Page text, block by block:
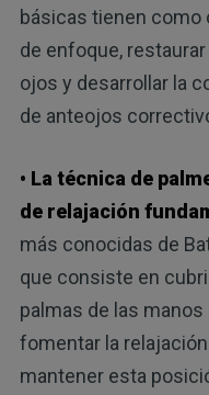
básicas tienen como
de enfoque,
ojos y desarrollar la
de anteojos
• La técnica de
de relajación
más conocidas de
que consiste en
palmas de las manos
fomentar la
mantener esta